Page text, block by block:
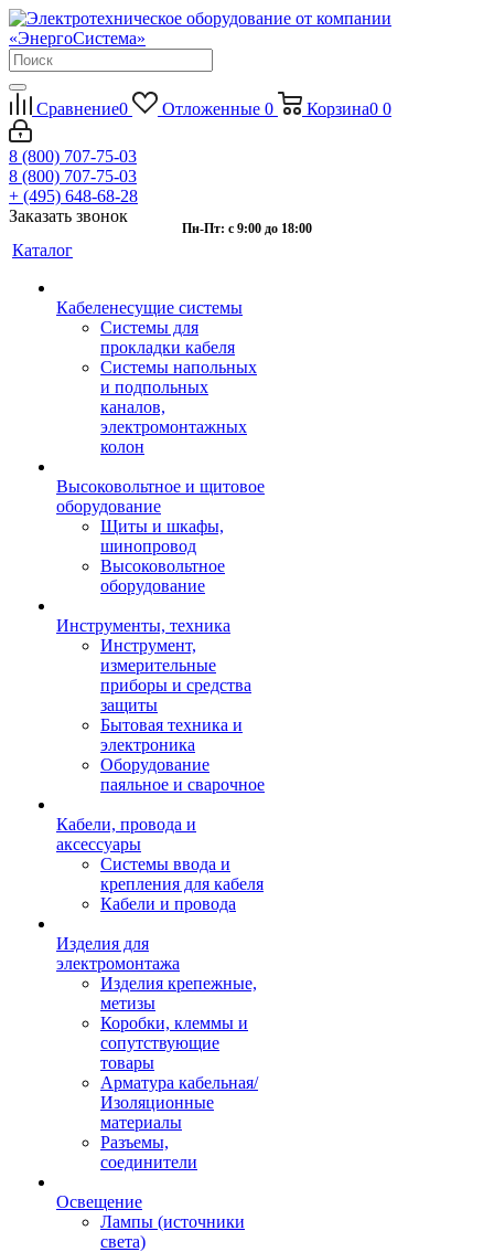
Сравнение0 Отложенные 0 Корзина0 0
8 (800) 707-75-03
8 (800) 707-75-03
+ (495) 648-68-28
Заказать звонок
Пн-Пт: с 9:00 до 18:00
Каталог
Кабеленесущие системы
Системы для
прокладки кабеля
Системы напольных
и подпольных
каналов,
электромонтажных
колон
Высоковольтное и щитовое
оборудование
Щиты и шкафы,
шинопровод
Высоковольтное
оборудование
Инструменты, техника
Инструмент,
измерительные
приборы и средства
защиты
Бытовая техника и
электроника
Оборудование
паяльное и сварочное
Кабели, провода и
аксессуары
Системы ввода и
крепления для кабеля
Кабели и провода
Изделия для
электромонтажа
Изделия крепежные,
метизы
Коробки, клеммы и
сопутствующие
товары
Арматура кабельная/
Изоляционные
материалы
Разъемы,
соединители
Освещение
Лампы (источники
света)